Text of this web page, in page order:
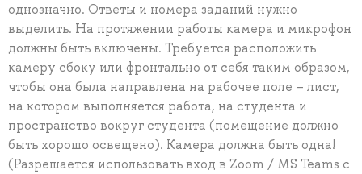
однозначно. Ответы и номера заданий нужно
выделить. На протяжении работы камера и микрофон
должны быть включены. Требуется расположить
камеру сбоку или фронтально от себя таким образом,
чтобы она была направлена на рабочее поле – лист,
на котором выполняется работа, на студента и
пространство вокруг студента (помещение должно
быть хорошо освещено). Камера должна быть одна!
(Разрешается использовать вход в Zoom / MS Teams с